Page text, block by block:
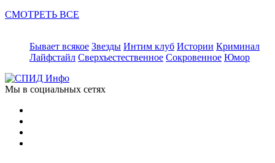
СМОТРЕТЬ ВСЕ
Бывает всякое Звезды Интим клуб Истории Криминал
Лайфстайл Сверхъестественное Сокровенное Юмор
Мы в социальных сетях